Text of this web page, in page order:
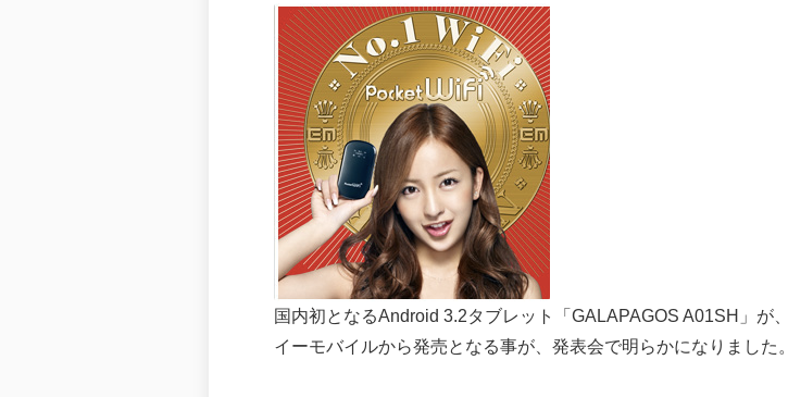
国内初となるAndroid 3.2タブレット「GALAPAGOS A01SH」が、
イーモバイルから発売となる事が、発表会で明らかになりました。